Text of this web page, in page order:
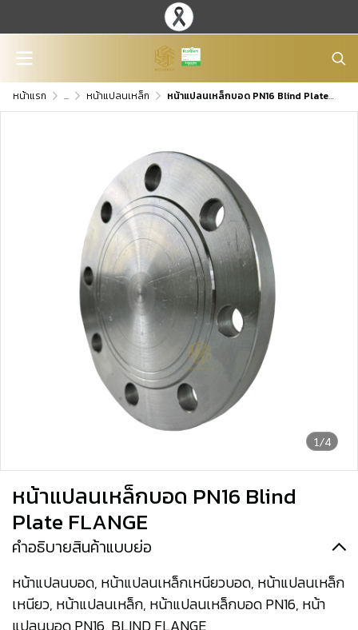
หน้าแรก ... หน้าแปลนเหล็ก หน้าแปลนเหล็กบอด PN16 Blind Plate FLANGE
1/4
หน้าแปลนเหล็กบอด PN16 Blind
Plate FLANGE
คำอธิบายสินค้าแบบย่อ
หน้าแปลนบอด, หน้าแปลนเหล็กเหนียวบอด, หน้าแปลนเหล็ก
เหนียว, หน้าแปลนเหล็ก, หน้าแปลนเหล็กบอด PN16, หน้า
แปลนบอด PN16, BLIND FLANGE